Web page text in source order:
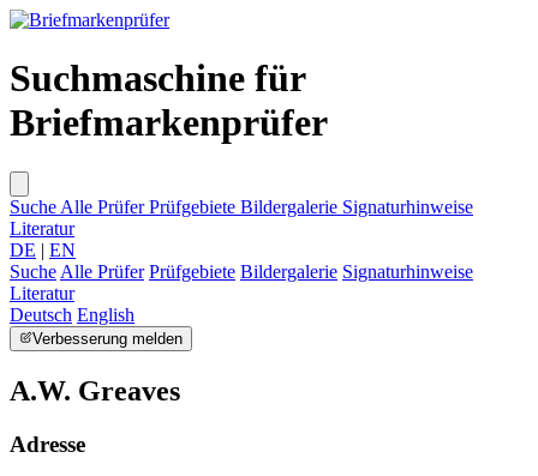
Suchmaschine für
Briefmarkenprüfer
Suche Alle PrüferPrüfgebiete Bildergalerie Signaturhinweise
Literatur
DE | EN
Suche Alle Prüfer Prüfgebiete Bildergalerie Signaturhinweise
Literatur
Deutsch English
Verbesserung melden
A.W. Greaves
Adresse